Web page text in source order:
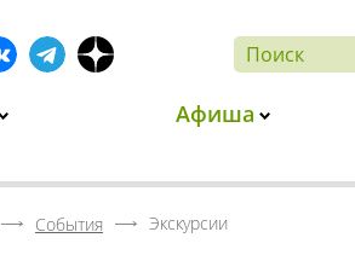
Афиша
События Экскурсии